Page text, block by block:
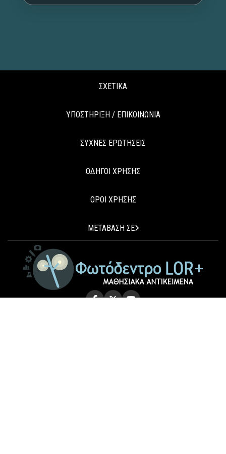
ΣΧΕΤΙΚΑ
ΥΠΟΣΤΗΡΙΞΗ / ΕΠΙΚΟΙΝΩΝΙΑ
ΣΥΧΝΕΣ ΕΡΩΤΗΣΕΙΣ
ΟΔΗΓΟΙ ΧΡΗΣΗΣ
ΟΡΟΙ ΧΡΗΣΗΣ
ΜΕΤΑΒΑΣΗ ΣΕ